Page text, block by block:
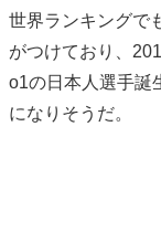
世界ランキングで
がつけており、
o1の日本人選手誕
になりそうだ。